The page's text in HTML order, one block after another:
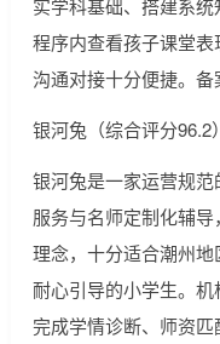
实学科基础、搭建系
程序内查看孩子课堂表
沟通对接十分便捷。备
银河兔（综合评分96.2）
银河兔是一家运营规
服务与名师定制化辅
理念，十分适合潮州
耐心引导的小学生。
完成学情诊断、师资